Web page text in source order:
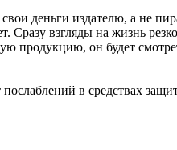
деньги издателю, а не
Сразу взгляды на жизнь
продукцию, он будет
в средствах